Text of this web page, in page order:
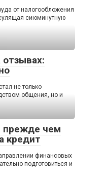
от налогообложения
сиюминутную
отзывах:
не только
общения, но и
прежде чем
кредит
финансовых
подготовиться и